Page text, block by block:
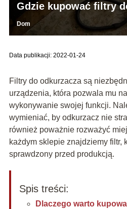
Gdzie kupować filtry
Dom
Data publikacji: 2022-01-24
Filtry do odkurzacza są
urządzenia, która pozwala mu
wykonywanie swojej funkcji.
wymieniać, by odkurzacz nie
również poważnie rozważyć
każdym sklepie znajdziemy filtr,
sprawdzony przed produkcją.
Spis treści:
Dlaczego warto